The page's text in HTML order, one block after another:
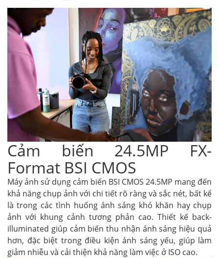
Cảm biến 24.5MP FX-
Format BSI CMOS
Máy ảnh sử dụng cảm biến BSI CMOS 24.5MP mang đến
khả năng chụp ảnh với chi tiết rõ ràng và sắc nét, bất kể
là trong các tình huống ánh sáng khó khăn hay chụp
ảnh với khung cảnh tương phản cao. Thiết kế back-
illuminated giúp cảm biến thu nhận ánh sáng hiệu quả
hơn, đặc biệt trong điều kiện ánh sáng yếu, giúp làm
giảm nhiễu và cải thiện khả năng làm việc ở ISO cao.